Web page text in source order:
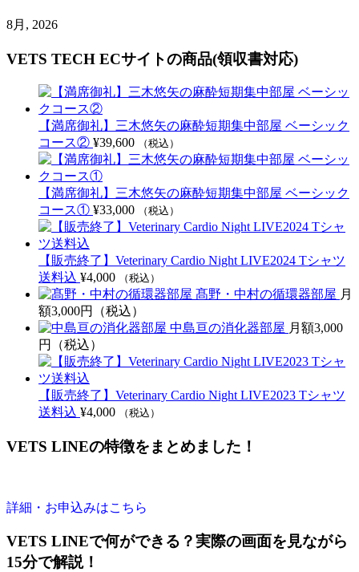
8月, 2026
VETS TECH ECサイトの商品(領収書対応)
【満席御礼】三木悠矢の麻酔短期集中部屋 ベーシック
コース② ¥39,600 （税込）
【満席御礼】三木悠矢の麻酔短期集中部屋 ベーシック
コース① ¥33,000 （税込）
【販売終了】Veterinary Cardio Night LIVE2024 Tシャツ
送料込 ¥4,000 （税込）
髙野・中村の循環器部屋 月
額3,000円（税込）
中島亘の消化器部屋 月額3,000
円（税込）
【販売終了】Veterinary Cardio Night LIVE2023 Tシャツ
送料込 ¥4,000 （税込）
VETS LINEの特徴をまとめました！
詳細・お申込みはこちら
VETS LINEで何ができる？実際の画面を見ながら
15分で解説！